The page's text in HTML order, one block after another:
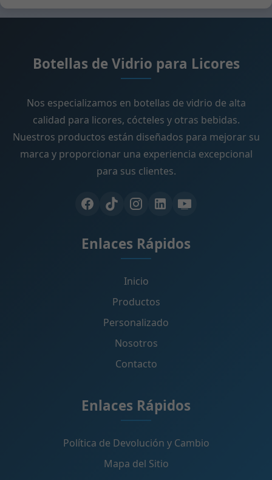
Botellas de Vidrio para Licores
Nos especializamos en botellas de vidrio de alta
calidad para licores, cócteles y otras bebidas.
Nuestros productos están diseñados para mejorar su
marca y proporcionar una experiencia excepcional
para sus clientes.
Enlaces Rápidos
Inicio
Productos
Personalizado
Nosotros
Contacto
Enlaces Rápidos
Política de Devolución y Cambio
Mapa del Sitio